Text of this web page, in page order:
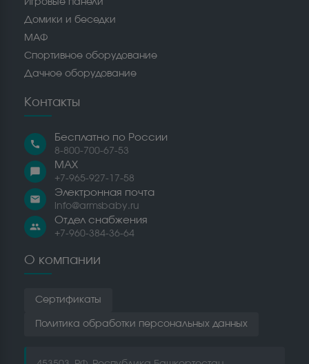
Игровые панели
Домики и беседки
МАФ
Спортивное оборудование
Дачное оборудование
Контакты
call
Бесплатно по России
8-800-700-67-53
chat_bubble
MAX
+7-965-927-17-58
email
Электронная почта
info@armsbaby.ru
people
Отдел снабжения
+7-960-384-36-64
О компании
Сертификаты
Политика обработки персональных данных